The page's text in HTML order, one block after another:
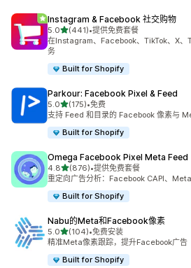
Instagram & Facebook 社交购物
5.0星（满分 5 星）
(441)
总共 441 条评论
•提供免费套餐
在Instagram、Facebook、TikTok、X
务
Built for Shopify
Parkour: Facebook Pixel & Feed
5.0星（满分 5 星）
(175)
总共 175 条评论
•免费
支持 Feed 和目录的 Facebook 像素与
Built for Shopify
Omega Facebook Pixel Meta Feed
4.8星（满分 5 星）
(876)
总共 876 条评论
•提供免费套餐
重定向广告分析：Facebook CAPI、
Built for Shopify
Nabu的Meta和Facebook像素
5.0星（满分 5 星）
(104)
总共 104 条评论
•免费安装
精准Meta像素跟踪，提升Facebook广告
Built for Shopify